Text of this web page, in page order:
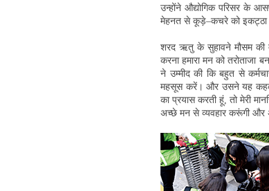
उन्होंने औद्योगिक परिसर के
मेहनत से कूड़े–कचरे को इकट्ठा
शरद ऋतु के सुहावने मौसम की
करना हमारा मन को तरोताजा
ने उम्मीद की कि बहुत से
महसूस करें। और उसने यह
का प्रयास करती हूं, तो मेरी
अच्छे मन से व्यवहार करूंगी और